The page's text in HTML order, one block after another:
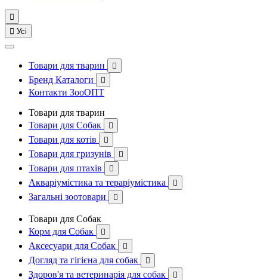

 Усі
Товари для тварин 
Бренд Каталоги 
Контакти ЗооОПТ
Товари для тварин
Товари для Собак

Товари для котів 
Товари для гризунів 
Товари для птахів 
Акваріумістика та тераріумістика 
Загальні зоотовари 
Товари для Собак
Корм для Собак

Аксесуари для Собак 
Догляд та гігієна для собак 
Здоров'я та ветеринарія для собак 